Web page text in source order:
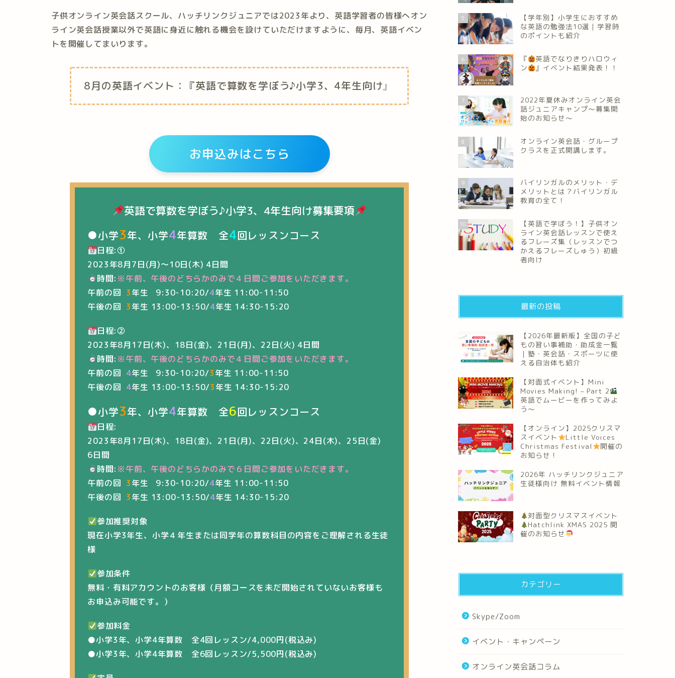
子供オンライン英会話スクール、ハッチリンクジュニアでは2023年より、英語学習者の皆様へオン
ライン英会話授業以外で英語に身近に触れる機会を設けていただけますように、毎月、英語イベン
トを開催してまいります。
8月の英語イベント：『英語で算数を学ぼう♪小学3、4年生向け』
お申込みはこちら
英語で算数を学ぼう♪小学3、4年生向け募集要項
●小学3年、小学4年算数 全4回レッスンコース
日程:①
2023年8月7日(月)～10日(木) 4日間
時間: ※午前、午後のどちらかのみで４日間ご参加をいただきます。
午前の回 3年生 9:30-10:20/4年生 11:00-11:50
午後の回 3年生 13:00-13:50/4年生 14:30-15:20
日程:②
2023年8月17日(木)、18日(金)、21日(月)、22日(火) 4日間
時間: ※午前、午後のどちらかのみで４日間ご参加をいただきます。
午前の回 4年生 9:30-10:20/3年生 11:00-11:50
午後の回 4年生 13:00-13:50/3年生 14:30-15:20
●小学3年、小学4年算数 全6回レッスンコース
日程:
2023年8月17日(木)、18日(金)、21日(月)、22日(火)、24日(木)、25日(金)
6日間
時間: ※午前、午後のどちらかのみで６ 日間ご参加をいただきます。
午前の回 3年生 9:30-10:20/4年生 11:00-11:50
午後の回 3年生 13:00-13:50/4年生 14:30-15:20
参加推奨対象
現在小学3年生、小学４年生または同学年の算数科目の内容をご理解される生徒
様
参加条件
無料・有料アカウントのお客様（月額コースを未だ開始されていないお客様も
お申込み可能です。）
参加料金
●小学3年、小学4年算数 全4回レッスン/4,000円(税込み)
●小学3年、小学4年算数 全6回レッスン/5,500円(税込み)
5
【学年別】小学生におすすめ
な英語の勉強法10選｜学習時
のポイントも紹介
6 『
英語でなりきりハロウィ
ン
』イベント結果発表！！
7
2022年夏休みオンライン英会
話ジュニアキャンプ～募集開
始のお知らせ～
8
オンライン英会話・グループ
クラスを正式開講します。
9
バイリンガルのメリット・デ
メリットとは？バイリンガル
教育の全て！
10
【英語で学ぼう！】子供オン
ライン英会話レッスンで使え
るフレーズ集（レッスンでつ
かえるフレーズしゅう）初級
者向け
最新の投稿
【2026年最新版】全国の子ど
もの習い事補助・助成金一覧
｜塾・英会話・スポーツに使
える自治体も紹介
【対面式イベント】Mini
Movies Making! – Part 2
英語でムービーを作ってみよ
う～
【オンライン】2025クリスマ
スイベント
Little Voices
Christmas Festival
開催の
お知らせ！
2026年 ハッチリンクジュニア
生徒様向け 無料イベント情報
対面型クリスマスイベント
Hatchlink XMAS 2025 開
催のお知らせ
カテゴリー
Skype/Zoom
イベント・キャンペーン
オンライン英会話コラム